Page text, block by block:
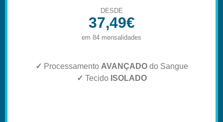
DESDE
37,49€
em 84 mensalidades
✓ Processamento AVANÇADOdo Sangue
✓ Tecido ISOLADO